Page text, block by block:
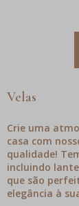
Velas
Crie uma
casa com
qualidade!
incluindo
que são
elegância à